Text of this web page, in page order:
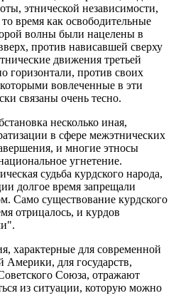
этнической независимости,
время как освободительные
волны были нацелены в
против нависавшей сверху
движения третьей
горизонтали, против своих
вовлеченные в эти
связаны очень тесно.
несколько иная,
в сфере межэтнических
и многие этносы
угнетение.
судьба курдского народа,
долгое время запрещали
Само существование курдского
отрицалось, и курдов
характерные для современной
для государств,
Союза, отражают
из ситуации, которую можно